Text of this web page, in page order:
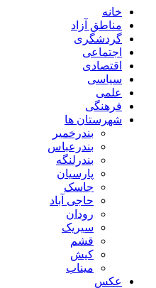
خانه
مناطق آزاد
گردشگری
اجتماعی
اقتصادی
سیاسی
علمی
فرهنگی
شهرستان ها
بندرخمیر
بندرعباس
بندرلنگه
پارسیان
جاسک
حاجی آباد
رودان
سیریک
قشم
کیش
میناب
عکس